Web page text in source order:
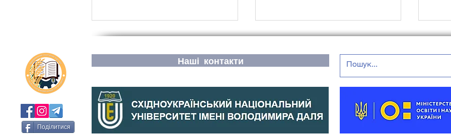
Успіхи та визнання:
викладачі та
Підсумки навчального
з
Поділитися
Наші контакти